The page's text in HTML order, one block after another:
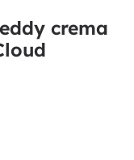
crema